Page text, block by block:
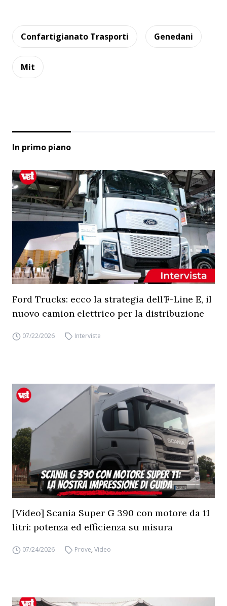
Confartigianato Trasporti Genedani
Mit
In primo piano
Ford Trucks: ecco la strategia dell’F-Line E, il
nuovo camion elettrico per la distribuzione
07/22/2026 Interviste
[Video] Scania Super G 390 con motore da 11
litri: potenza ed efficienza su misura
07/24/2026 Prove,Video